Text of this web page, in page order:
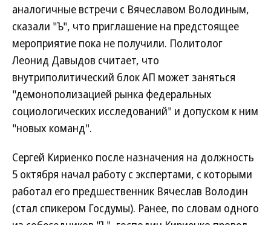
аналогичные встречи с Вячеславом Володиным,
сказали "Ъ", что приглашение на предстоящее
мероприятие пока не получили. Политолог
Леонид Давыдов считает, что
внутриполитический блок АП может заняться
"демонополизацией рынка федеральных
социологических исследований" и допуском к ним
"новых команд".
Сергей Кириенко после назначения на должность
5 октября начал работу с экспертами, с которыми
работал его предшественник Вячеслав Володин
(стал спикером Госдумы). Ранее, по словам одного